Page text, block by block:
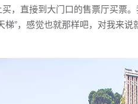
，直接到大门口的售票厅买票
”，感觉也就那样吧，对我来说